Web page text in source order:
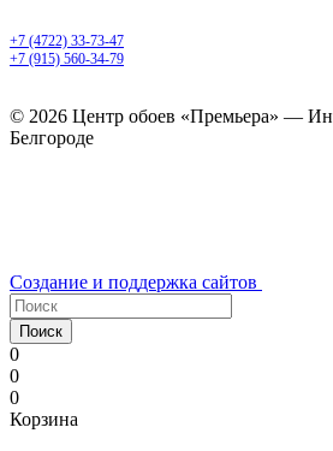
+7 (4722) 33-73-47
+7 (915) 560-34-79
© 2026 Центр обоев «Премьера» —
Белгороде
Создание и поддержка сайтов
Поиск
0
0
0
Корзина